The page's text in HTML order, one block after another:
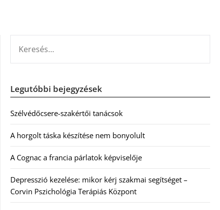
Legutóbbi bejegyzések
Szélvédőcsere-szakértői tanácsok
A horgolt táska készítése nem bonyolult
A Cognac a francia párlatok képviselője
Depresszió kezelése: mikor kérj szakmai segítséget –
Corvin Pszichológia Terápiás Központ